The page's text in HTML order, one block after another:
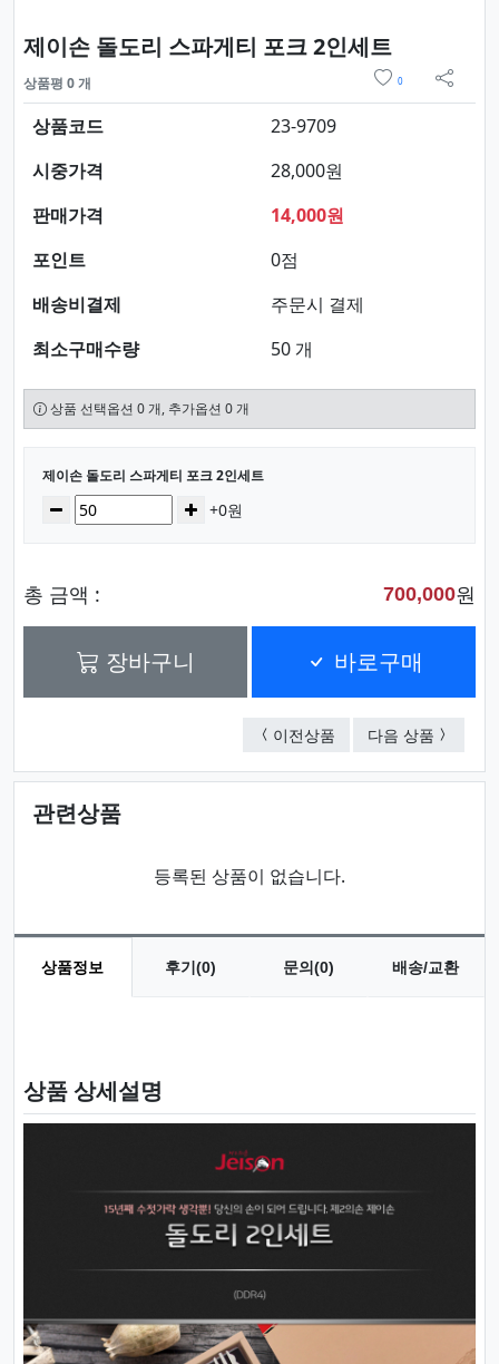
제이손 돌도리 스파게티 포크 2인세트요약정보
상품평 0 개 0
sns 공
상품코드
23-9709
시중가격
28,000원
판매가격
14,000원
포인트
0점
배송비결제
주문시 결제
최소구매수량
50 개
상품 선택옵션 0 개, 추가옵션 0 개
선택된 옵션
제이손 돌도리 스파게티 포크 2인세트
수량감소 증가+0원
총 금액 : 700,000원
장바구니 바로구매
이전상품 로즈샌딩 5P
다음 상품 제이손
관련상품
등록된 상품이 없습니다.
상품정보 후기(0) 문의(0) 배송/교환
상품 상세설명